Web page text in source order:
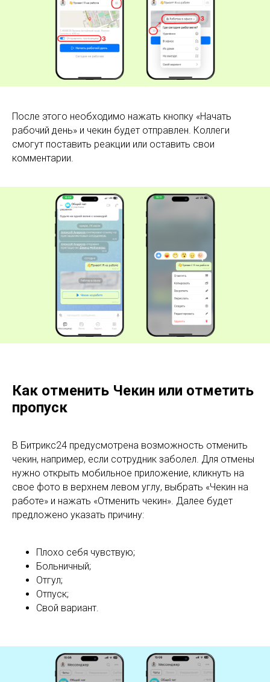
После этого необходимо нажать кнопку «Начать
рабочий день» и чекин будет отправлен. Коллеги
смогут поставить реакции или оставить свои
комментарии.
Как отменить Чекин или отметить
пропуск
В Битрикс24 предусмотрена возможность отменить
чекин, например, если сотрудник заболел. Для отмены
нужно открыть мобильное приложение, кликнуть на
свое фото в верхнем левом углу, выбрать «Чекин на
работе» и нажать «Отменить чекин». Далее будет
предложено указать причину:
Плохо себя чувствую;
Больничный;
Отгул;
Отпуск;
Свой вариант.